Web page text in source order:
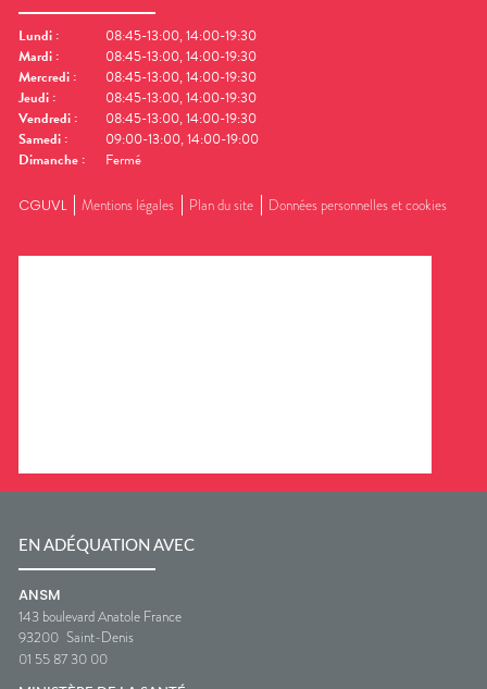
Lundi :
08:45-13:00, 14:00-19:30
Mardi :
08:45-13:00, 14:00-19:30
Mercredi :
08:45-13:00, 14:00-19:30
Jeudi :
08:45-13:00, 14:00-19:30
Vendredi :
08:45-13:00, 14:00-19:30
Samedi :
09:00-13:00, 14:00-19:00
Dimanche : Fermé
CGUVL Mentions légales Plan du site Données personnelles et cookies
EN ADÉQUATION AVEC
ANSM
143 boulevard Anatole France
93200 Saint-Denis
01 55 87 30 00